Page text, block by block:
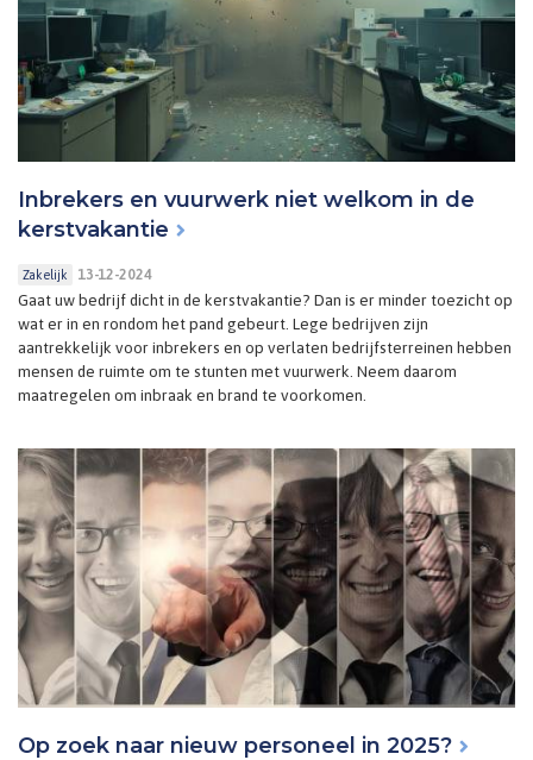
Inbrekers en vuurwerk niet welkom in de
kerstvakantie
Zakelijk 13-12-2024
Gaat uw bedrijf dicht in de kerstvakantie? Dan is er minder toezicht op
wat er in en rondom het pand gebeurt. Lege bedrijven zijn
aantrekkelijk voor inbrekers en op verlaten bedrijfsterreinen hebben
mensen de ruimte om te stunten met vuurwerk. Neem daarom
maatregelen om inbraak en brand te voorkomen.
Op zoek naar nieuw personeel in 2025?